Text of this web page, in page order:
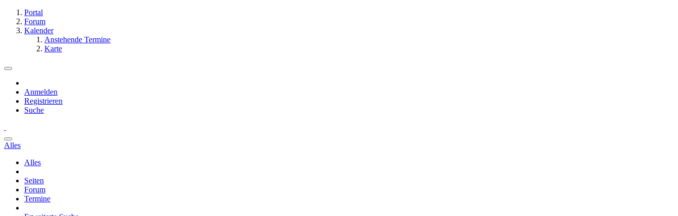
Portal
Forum
Kalender
Anstehende Termine
Karte
Anmelden
Registrieren
Suche
Alles
Alles
Seiten
Forum
Termine